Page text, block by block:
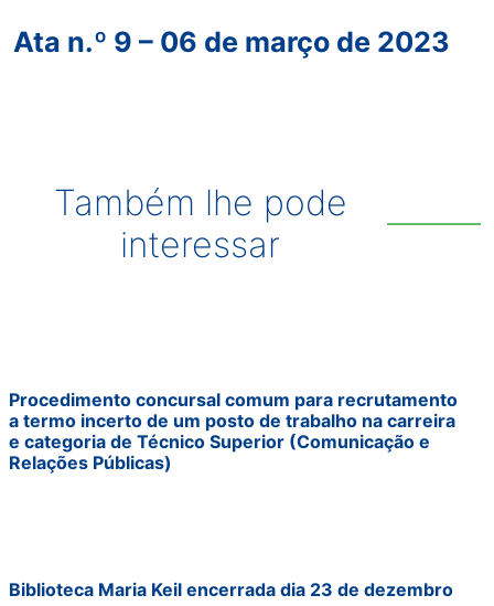
Ata n.º 9 – 06 de março de 2023
Também lhe pode
interessar
Procedimento concursal comum para recrutamento
a termo incerto de um posto de trabalho na carreira
e categoria de Técnico Superior (Comunicação e
Relações Públicas)
Biblioteca Maria Keil encerrada dia 23 de dezembro